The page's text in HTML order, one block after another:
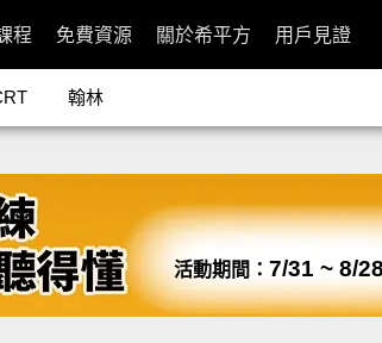
程 免費資源 關於希平方 用戶見證
翰林
活動期間： 7/31 ~ 8/28